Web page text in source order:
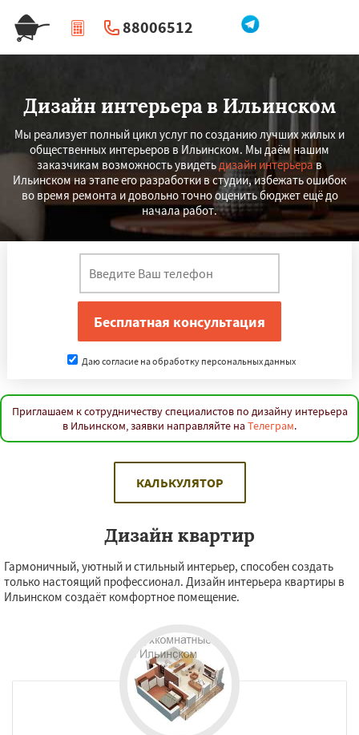
88006512
| Перезвоните мне
Дизайн интерьера в Ильинском
Мы реализует полный цикл услуг по созданию лучших жилых и
общественных интерьеров в Ильинском. Мы даём нашим
заказчикам возможность увидетьдизайн интерьерав
Ильинском на этапе его разработки в студии, избежать ошибок
во время ремонта и довольно точно оценить бюджет ещё до
начала работ.
Даю согласие на обработку персональных данных
Приглашаем к сотрудничеству специалистов по дизайну интерьера
в Ильинском, заявки направляйте на Телеграм.
КАЛЬКУЛЯТОР
Дизайн квартир
Гармоничный, уютный и стильный интерьер, способен создать
только настоящий профессионал. Дизайн интерьера квартиры в
Ильинском создаёт комфортное помещение.